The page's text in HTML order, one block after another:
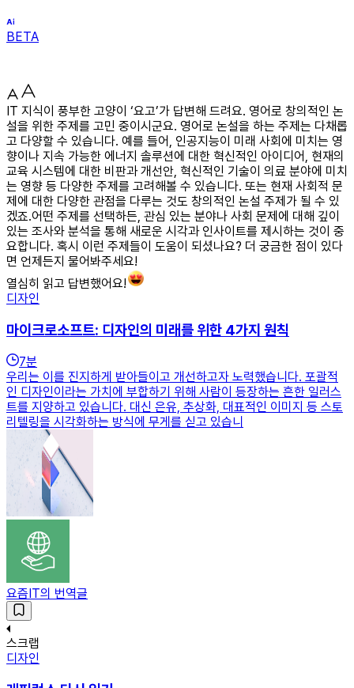
BETA
IT 지식이 풍부한 고양이 ‘요고’가 답변해 드려요. 영어로 창의적인 논
설을 위한 주제를 고민 중이시군요. 영어로 논설을 하는 주제는 다채롭
고 다양할 수 있습니다. 예를 들어, 인공지능이 미래 사회에 미치는 영
향이나 지속 가능한 에너지 솔루션에 대한 혁신적인 아이디어, 현재의
교육 시스템에 대한 비판과 개선안, 혁신적인 기술이 의료 분야에 미치
는 영향 등 다양한 주제를 고려해볼 수 있습니다. 또는 현재 사회적 문
제에 대한 다양한 관점을 다루는 것도 창의적인 논설 주제가 될 수 있
겠죠.어떤 주제를 선택하든, 관심 있는 분야나 사회 문제에 대해 깊이
있는 조사와 분석을 통해 새로운 시각과 인사이트를 제시하는 것이 중
요합니다. 혹시 이런 주제들이 도움이 되셨나요? 더 궁금한 점이 있다
면 언제든지 물어봐주세요!
열심히 읽고 답변했어요!
디자인
마이크로소프트: 디자인의 미래를 위한 4가지 원칙
7분
우리는 이를 진지하게 받아들이고 개선하고자 노력했습니다. 포괄적
인 디자인이라는 가치에 부합하기 위해 사람이 등장하는 흔한 일러스
트를 지양하고 있습니다. 대신 은유, 추상화, 대표적인 이미지 등 스토
리텔링을 시각화하는 방식에 무게를 싣고 있습니
요즘IT의 번역글
스크랩
디자인